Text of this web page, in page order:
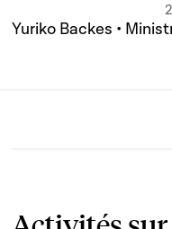
Yuriko Backes •